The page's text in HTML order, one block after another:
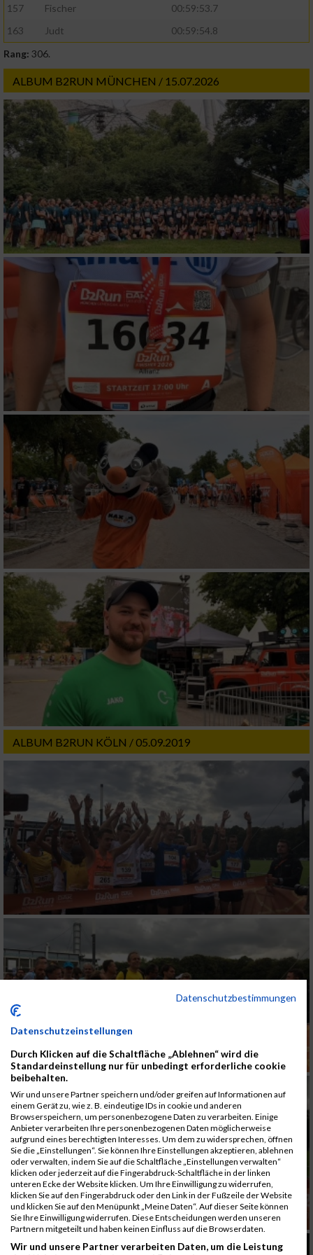
157 Fischer
00:59:53.7
163
Judt
00:59:54.8
Rang: 306.
ALBUM B2RUN MÜNCHEN / 15.07.2026
ALBUM B2RUN KÖLN / 05.09.2019
Datenschutzbestimmungen
Datenschutzeinstellungen
Durch Klicken auf die Schaltfläche „Ablehnen“ wird die
Standardeinstellung nur für unbedingt erforderliche cookie
beibehalten.
Wir und unsere Partner speichern und/oder greifen auf Informationen auf
einem Gerät zu, wie z. B. eindeutige IDs in cookie und anderen
Browserspeichern, um personenbezogene Daten zu verarbeiten. Einige
Anbieter verarbeiten Ihre personenbezogenen Daten möglicherweise
aufgrund eines berechtigten Interesses. Um dem zu widersprechen, öffnen
Sie die „Einstellungen“. Sie können Ihre Einstellungen akzeptieren, ablehnen
oder verwalten, indem Sie auf die Schaltfläche „Einstellungen verwalten“
klicken oder jederzeit auf die Fingerabdruck-Schaltfläche in der linken
unteren Ecke der Website klicken. Um Ihre Einwilligung zu widerrufen,
klicken Sie auf den Fingerabdruck oder den Link in der Fußzeile der Website
und klicken Sie auf den Menüpunkt „Meine Daten“. Auf dieser Seite können
Sie Ihre Einwilligung widerrufen. Diese Entscheidungen werden unseren
Partnern mitgeteilt und haben keinen Einfluss auf die Browserdaten.
Wir und unsere Partner verarbeiten Daten, um die Leistung